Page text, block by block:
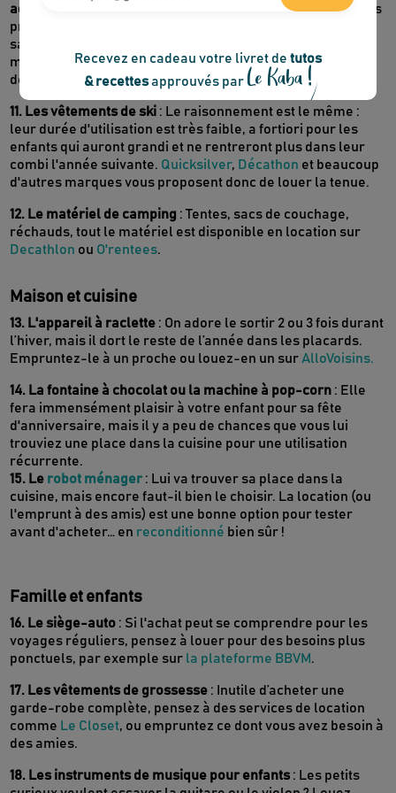
adoptée par une majorité de personnes
. Toutes les stations
proposent de nombreuses options de location. C'est bon à
savoir : réserver votre matériel en avance vous coûtera
moins cher et vous aurez plus de choix qu'en le louant en
dernière minute.
11. Les vêtements de ski : Le raisonnement est le même :
leur durée d'utilisation est très faible, a fortiori pour les
enfants qui auront grandi et ne rentreront plus dans leur
combi l'année suivante. Quicksilver, Décathon et beaucoup
d'autres marques vous proposent donc de louer la tenue.
12. Le matériel de camping : Tentes, sacs de couchage,
réchauds, tout le matériel est disponible en location sur
Decathlon ou O'rentees.
Maison et cuisine
13. L'appareil à raclette : On adore le sortir 2 ou 3 fois durant
l’hiver, mais il dort le reste de l’année dans les placards.
Empruntez-le à un proche ou louez-en un surAlloVoisins.
14. La fontaine à chocolat ou la machine à pop-corn : Elle
fera immensément plaisir à votre enfant pour sa fête
d'anniversaire, mais il y a peu de chances que vous lui
trouviez une place dans la cuisine pour une utilisation
récurrente.
15. Le robot ménager: Lui va trouver sa place dans la
cuisine, mais encore faut-il bien le choisir. La location (ou
l'emprunt à des amis) est une bonne option pour tester
avant d'acheter… en reconditionné bien sûr !
Famille et enfants
16. Le siège-auto : Si l'achat peut se comprendre pour les
voyages réguliers, pensez à louer pour des besoins plus
ponctuels, par exemple sur la plateforme BBVM.
17. Les vêtements de grossesse : Inutile d’acheter une
garde-robe complète, pensez à des services de location
comme Le Closet, ou empruntez ce dont vous avez besoin à
des amies.
18. Les instruments de musique pour enfants : Les petits